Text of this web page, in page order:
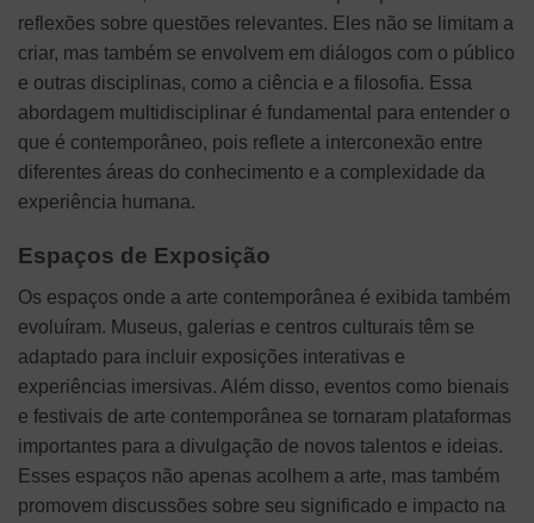
reflexões sobre questões relevantes. Eles não se limitam a
criar, mas também se envolvem em diálogos com o público
e outras disciplinas, como a ciência e a filosofia. Essa
abordagem multidisciplinar é fundamental para entender o
que é contemporâneo, pois reflete a interconexão entre
diferentes áreas do conhecimento e a complexidade da
experiência humana.
Espaços de Exposição
Os espaços onde a arte contemporânea é exibida também
evoluíram. Museus, galerias e centros culturais têm se
adaptado para incluir exposições interativas e
experiências imersivas. Além disso, eventos como bienais
e festivais de arte contemporânea se tornaram plataformas
importantes para a divulgação de novos talentos e ideias.
Esses espaços não apenas acolhem a arte, mas também
promovem discussões sobre seu significado e impacto na